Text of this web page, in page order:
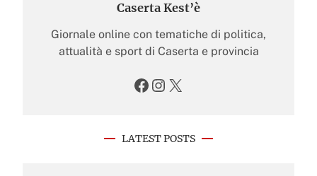
Caserta Kest’è
Giornale online con tematiche di politica,
attualità e sport di Caserta e provincia
Facebook Instagram X
LATEST POSTS